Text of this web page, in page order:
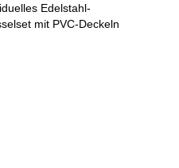
Edelstahl-
mit PVC-Deckeln